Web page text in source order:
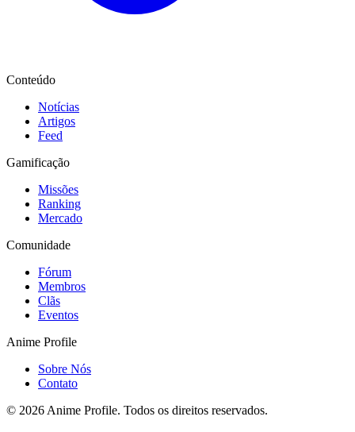
Conteúdo
Notícias
Artigos
Feed
Gamificação
Missões
Ranking
Mercado
Comunidade
Fórum
Membros
Clãs
Eventos
Anime Profile
Sobre Nós
Contato
© 2026 Anime Profile. Todos os direitos reservados.